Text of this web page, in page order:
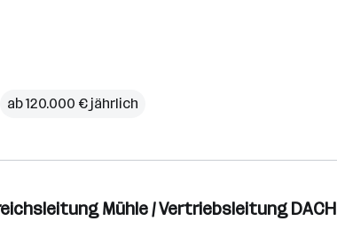
ab 120.000 € jährlich
Mühle / Vertriebsleitung DACH